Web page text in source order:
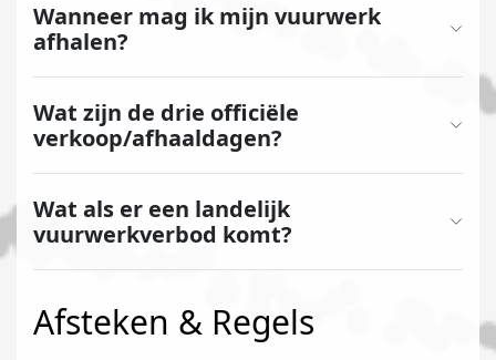
Wanneer mag ik mijn vuurwerk
afhalen?
Wat zijn de drie officiële
verkoop/afhaaldagen?
Wat als er een landelijk
vuurwerkverbod komt?
Afsteken & Regels